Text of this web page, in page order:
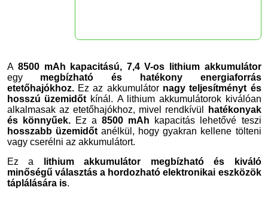
A8500 mAh kapacitású, 7,4 V-os lithium akkumulátor
egy megbízható és hatékony energiaforrás
etetőhajókhoz.Ez az akkumulátor nagy teljesítményt és
hosszú üzemidőt kínál. A lithium akkumulátorok kiválóan
alkalmasak az etetőhajókhoz, mivel rendkívül
hatékonyak
és könnyűek.Ez a 8500 mAh kapacitás lehetővé teszi
hosszabb üzemidőtanélkül, hogy gyakran kellene tölteni
vagy cserélni az akkumulátort.
Ez a lithium akkumulátor megbízható és kiváló
minőségű választás a hordozható elektronikai eszközök
táplálására is.